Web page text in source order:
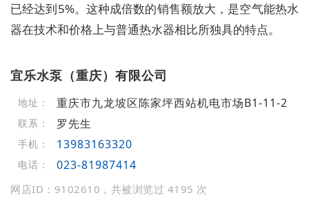
已经达到5%。这种成倍数的销售额放大，是空气能热水
器在技术和价格上与普通热水器相比所独具的特点。
宜乐水泵（重庆）有限公司
地址： 重庆市九龙坡区陈家坪西站机电市场B1-11-2
联系： 罗先生
手机： 13983163320
电话： 023-81987414
网店ID：9102610，共被浏览过 4195 次